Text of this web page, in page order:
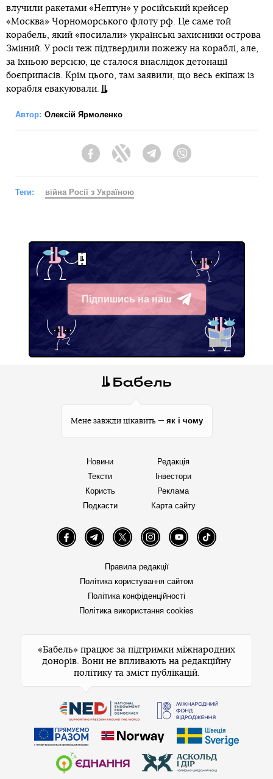
влучили ракетами «Нептун» у російський крейсер
«Москва» Чорноморського флоту рф. Це саме той
корабель, який «посилали» українські захисники острова
Зміїний. У росії теж підтвердили пожежу на кораблі, але,
за їхньою версією, це сталося внаслідок детонації
боєприпасів. Крім цього, там заявили, що весь екіпаж із
корабля евакуювали.
Автор: Олексій Ярмоленко
FacebookTwitter Telegram
Теги: війна Росії з Україною
Підпишись на наш
Telegram
Мене завжди цікавить — як і чому
Новини
Тексти
Користь
Подкасти
Редакція
Інвестори
Реклама
Карта сайту
FacebookTelegramTwitter InstagramYouTube TikTok
Правила редакції
Політика користування сайтом
Політика конфіденційності
Політика використання cookies
«Бабель» працює за підтримки міжнародних
донорів. Вони не впливають на редакційну
політику та зміст публікацій.